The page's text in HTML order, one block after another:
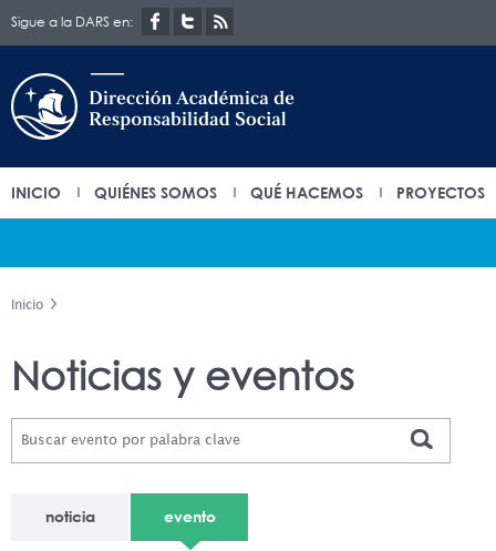
Sigue a la DARS en:
INICIO QUIÉNES SOMOS QUÉ HACEMOS PROYECTOS
Inicio
Noticias y eventos
noticia evento